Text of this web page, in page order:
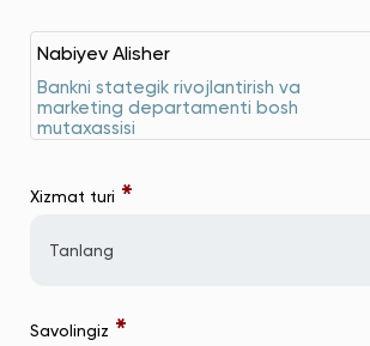
Nabiyev Alisher
Bankni stategik rivojlantirish va
marketing departamenti bosh
mutaxassisi
Xizmat turi *
Tanlang
Savolingiz *